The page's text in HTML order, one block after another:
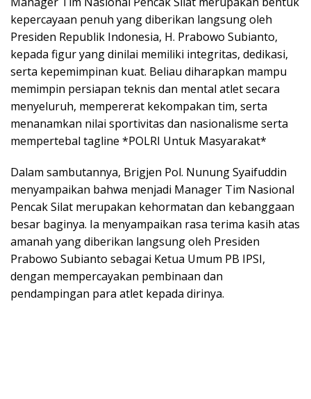
kepercayaan penuh yang diberikan langsung oleh
Presiden Republik Indonesia, H. Prabowo Subianto,
kepada figur yang dinilai memiliki integritas, dedikasi,
serta kepemimpinan kuat. Beliau diharapkan mampu
memimpin persiapan teknis dan mental atlet secara
menyeluruh, mempererat kekompakan tim, serta
menanamkan nilai sportivitas dan nasionalisme serta
mempertebal tagline *POLRI Untuk Masyarakat*
Dalam sambutannya, Brigjen Pol. Nunung Syaifuddin
menyampaikan bahwa menjadi Manager Tim Nasional
Pencak Silat merupakan kehormatan dan kebanggaan
besar baginya. Ia menyampaikan rasa terima kasih atas
amanah yang diberikan langsung oleh Presiden
Prabowo Subianto sebagai Ketua Umum PB IPSI,
dengan mempercayakan pembinaan dan
pendampingan para atlet kepada dirinya.